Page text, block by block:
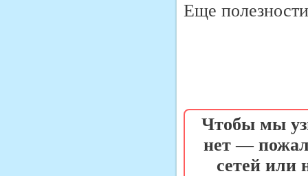
Еще
Чтобы мы
нет —
сетей или